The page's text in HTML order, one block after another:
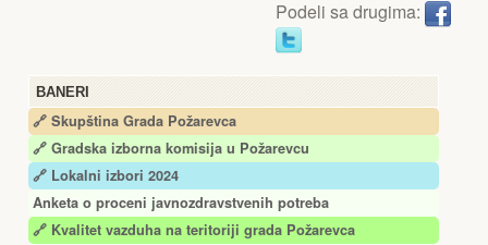
BANERI
🔗 Skupština Grada Požarevca
🔗 Gradska izborna komisija u Požarevcu
🔗 Lokalni izbori 2024
Anketa o proceni javnozdravstvenih potreba
🔗 Kvalitet vazduha na teritoriji grada Požarevca
Podeli sa drugima: